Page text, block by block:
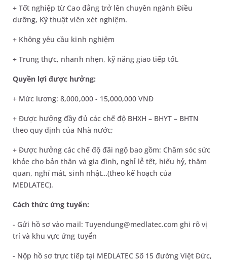
+ Tốt nghiệp từ Cao đẳng trở lên chuyên ngành Điều
dưỡng, Kỹ thuật viên xét nghiệm.
+ Không yêu cầu kinh nghiệm
+ Trung thực, nhanh nhẹn, kỹ năng giao tiếp tốt.
Quyền lợi được hưởng:
+ Mức lương: 8,000,000 - 15,000,000 VNĐ
+ Được hưởng đầy đủ các chế độ BHXH – BHYT – BHTN
theo quy định của Nhà nước;
+ Được hưởng các chế độ đãi ngộ bao gồm: Chăm sóc sức
khỏe cho bản thân và gia đình, nghỉ lễ tết, hiếu hỷ, thăm
quan, nghỉ mát, sinh nhật…(theo kế hoạch của
MEDLATEC).
Cách thức ứng tuyển:
- Gửi hồ sơ vào mail: Tuyendung@medlatec.com ghi rõ vị
trí và khu vực ứng tuyển
- Nộp hồ sơ trực tiếp tại MEDLATEC Số 15 đường Việt Đức,